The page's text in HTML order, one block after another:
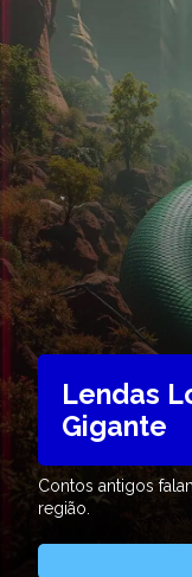
Lendas
Gigante
Contos antigos
região.